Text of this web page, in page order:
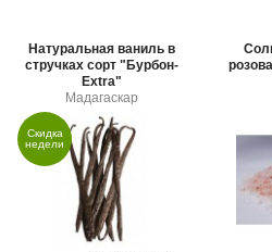
Натуральная ваниль в
стручках сорт "Бурбон-
Extra"
Мадагаскар
Скидка
недели